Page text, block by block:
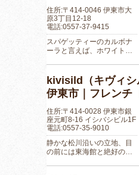
住所:〒414-0046 伊東市大
原3丁目12-18
電話:0557-37-9415
スパゲッティーのカルボナ
ーラと言えば、ホワイト…
kivisild（キヴィシ
伊東市｜フレンチ
住所:〒414-0028 伊東市銀
座元町8-16 イシバシビル1F
電話:0557-35-9010
静かな松川沿いの立地、目
の前には東海館と絶好の…